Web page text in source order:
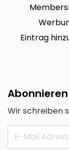
Eintrag
Wir schreiben